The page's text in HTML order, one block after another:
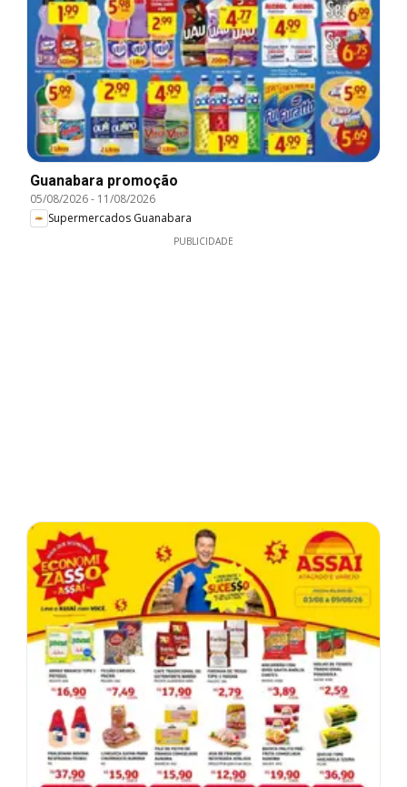
Guanabara promoção
05/08/2026- 11/08/2026
Supermercados Guanabara
PUBLICIDADE